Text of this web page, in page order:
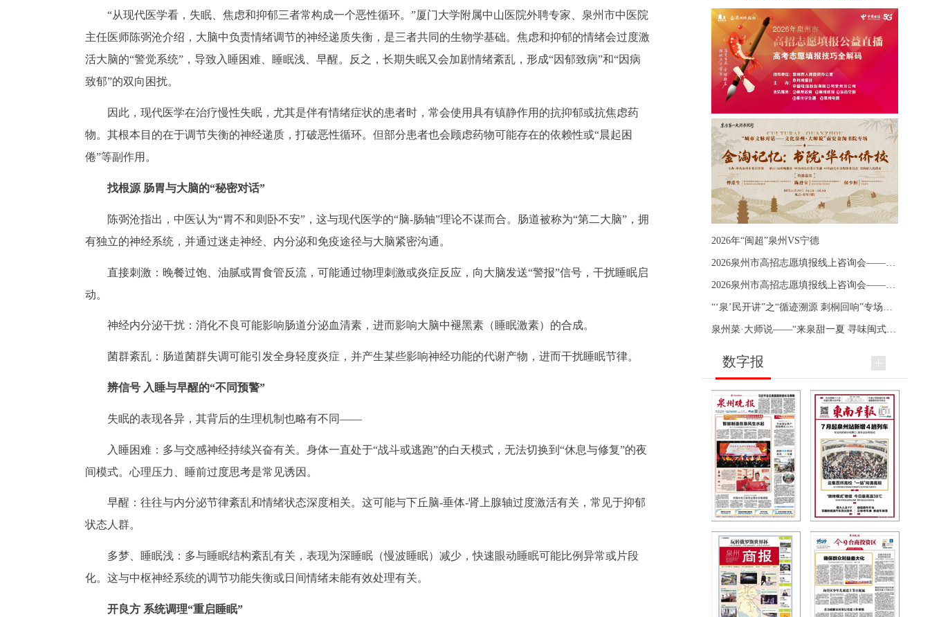
“从现代医学看，失眠、焦虑和抑郁三者常构成一个恶性循环。”厦门大学附属中山医院外聘专家、泉州市中医院
主任医师陈弼沧介绍，大脑中负责情绪调节的神经递质失衡，是三者共同的生物学基础。焦虑和抑郁的情绪会过度激
活大脑的“警觉系统”，导致入睡困难、睡眠浅、早醒。反之，长期失眠又会加剧情绪紊乱，形成“因郁致病”和“因病
致郁”的双向困扰。
因此，现代医学在治疗慢性失眠，尤其是伴有情绪症状的患者时，常会使用具有镇静作用的抗抑郁或抗焦虑药
物。其根本目的在于调节失衡的神经递质，打破恶性循环。但部分患者也会顾虑药物可能存在的依赖性或“晨起困
倦”等副作用。
找根源 肠胃与大脑的“秘密对话”
陈弼沧指出，中医认为“胃不和则卧不安”，这与现代医学的“脑-肠轴”理论不谋而合。肠道被称为“第二大脑”，拥
有独立的神经系统，并通过迷走神经、内分泌和免疫途径与大脑紧密沟通。
直接刺激：晚餐过饱、油腻或胃食管反流，可能通过物理刺激或炎症反应，向大脑发送“警报”信号，干扰睡眠启
动。
神经内分泌干扰：消化不良可能影响肠道分泌血清素，进而影响大脑中褪黑素（睡眠激素）的合成。
菌群紊乱：肠道菌群失调可能引发全身轻度炎症，并产生某些影响神经功能的代谢产物，进而干扰睡眠节律。
辨信号 入睡与早醒的“不同预警”
失眠的表现各异，其背后的生理机制也略有不同——
入睡困难：多与交感神经持续兴奋有关。身体一直处于“战斗或逃跑”的白天模式，无法切换到“休息与修复”的夜
间模式。心理压力、睡前过度思考是常见诱因。
早醒：往往与内分泌节律紊乱和情绪状态深度相关。这可能与下丘脑-垂体-肾上腺轴过度激活有关，常见于抑郁
状态人群。
多梦、睡眠浅：多与睡眠结构紊乱有关，表现为深睡眠（慢波睡眠）减少，快速眼动睡眠可能比例异常或片段
化。这与中枢神经系统的调节功能失衡或日间情绪未能有效处理有关。
开良方 系统调理“重启睡眠”
2026年“闽超”泉州VS宁德
数字报